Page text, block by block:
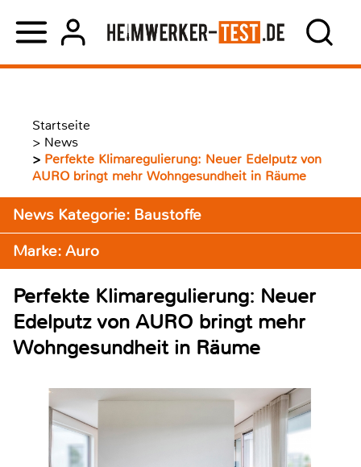
Startseite
> News
> Perfekte Klimaregulierung: Neuer Edelputz von
AURO bringt mehr Wohngesundheit in Räume
News Kategorie: Baustoffe
Marke: Auro
Perfekte Klimaregulierung: Neuer
Edelputz von AURO bringt mehr
Wohngesundheit in Räume